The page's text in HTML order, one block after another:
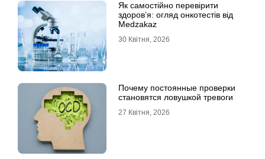
Як самостійно перевірити
здоров’я: огляд онкотестів від
Medzakaz
30 Квітня, 2026
Почему постоянные проверки
становятся ловушкой тревоги
27 Квітня, 2026